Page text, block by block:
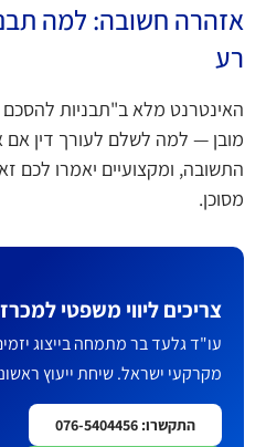
אזהרה חשובה: למה
רע
האינטרנט מלא ב"תבניות להסכם
מובן — למה לשלם לעורך דין
התשובה, ומקצועיים יאמרו לכם
מסוכן.
צריכים ליווי משפטי
עו"ד גלעד בר מתמחה בייצוג
מקרקעי ישראל. שיחת ייעוץ
התקשרו: 076-5404456